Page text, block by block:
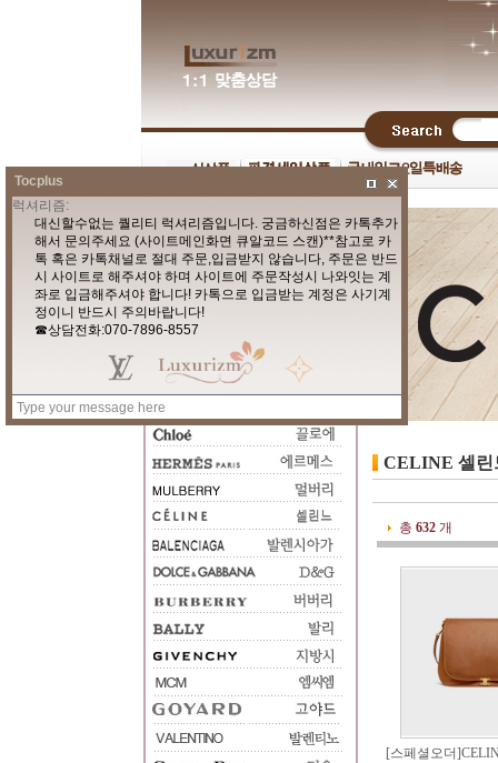
CELINE 셀린
총 632 개
[스페셜오더
Tocplus